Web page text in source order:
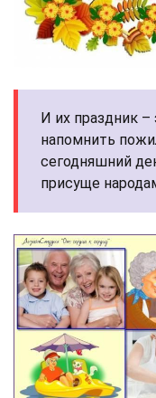
И их праздник
напомнить
сегодняшний
присуще